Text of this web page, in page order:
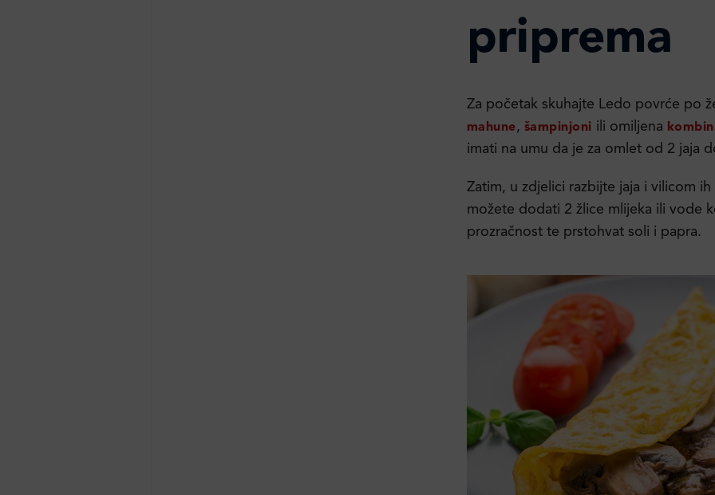
priprema
Za početak skuhajte Ledo povrće po
mahune, šampinjoni ili omiljena
imati na umu da je za omlet od 2 jaja
Zatim, u zdjelici razbijte jaja i vilicom
možete dodati 2 žlice mlijeka ili vode
prozračnost te prstohvat soli i papra.